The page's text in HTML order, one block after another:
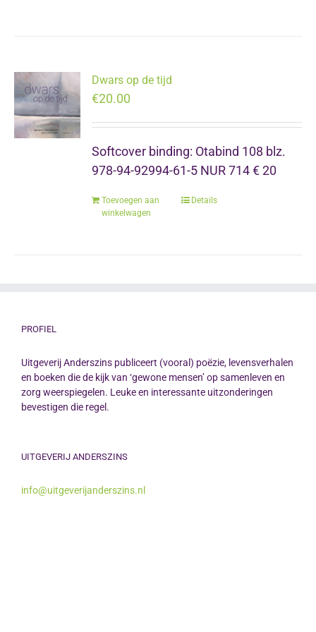
Dwars op de tijd
€20.00
Softcover binding: Otabind 108 blz.
978-94-92994-61-5 NUR 714 € 20
Toevoegen aan
winkelwagen
Details
PROFIEL
Uitgeverij Anderszins publiceert (vooral) poëzie, levensverhalen
en boeken die de kijk van ‘gewone mensen’ op samenleven en
zorg weerspiegelen. Leuke en interessante uitzonderingen
bevestigen die regel.
UITGEVERIJ ANDERSZINS
info@uitgeverijanderszins.nl